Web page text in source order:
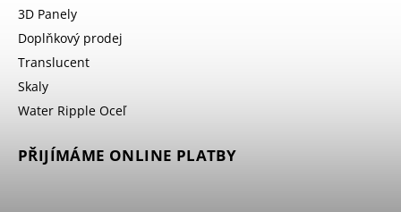
3D Panely
Doplňkový prodej
Translucent
Skaly
Water Ripple Oceľ
PŘIJÍMÁME ONLINE PLATBY